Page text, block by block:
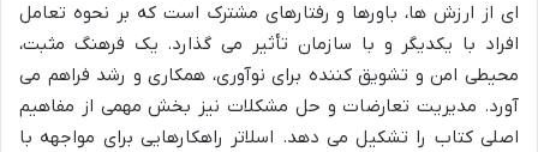
ای از ارزش ها، باورها و رفتارهای مشترک است که بر نحوه تعامل
افراد با یکدیگر و با سازمان تأثیر می گذارد. یک فرهنگ مثبت،
محیطی امن و تشویق کننده برای نوآوری، همکاری و رشد فراهم می
آورد. مدیریت تعارضات و حل مشکلات نیز بخش مهمی از مفاهیم
اصلی کتاب را تشکیل می دهد. اسلاتر راهکارهایی برای مواجهه با